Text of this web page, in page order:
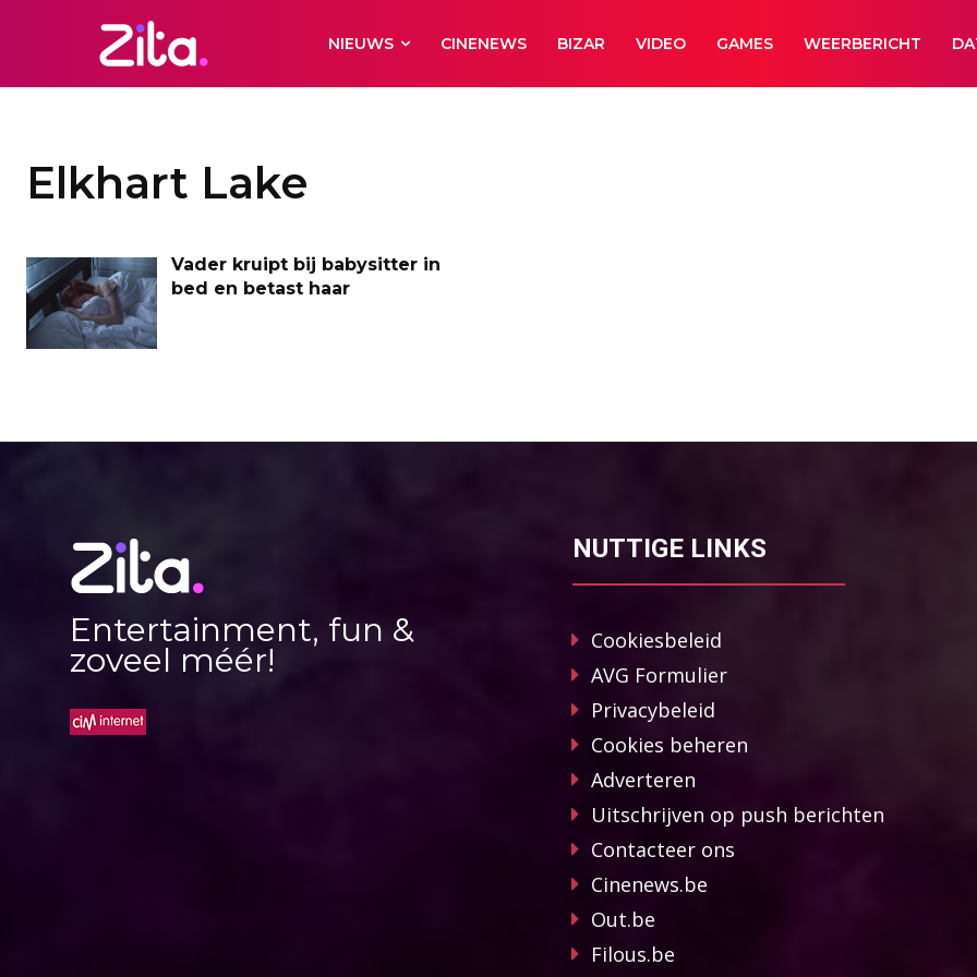
NIEUWS CINENEWS BIZAR VIDEO GAMES WEERBERICHT
Elkhart Lake
Vader kruipt bij babysitter in
bed en betast haar
Entertainment, fun &
zoveel méér!
NUTTIGE LINKS
Cookiesbeleid
AVG Formulier
Privacybeleid
Cookies beheren
Adverteren
Uitschrijven op push berichten
Contacteer ons
Cinenews.be
Out.be
Filous.be